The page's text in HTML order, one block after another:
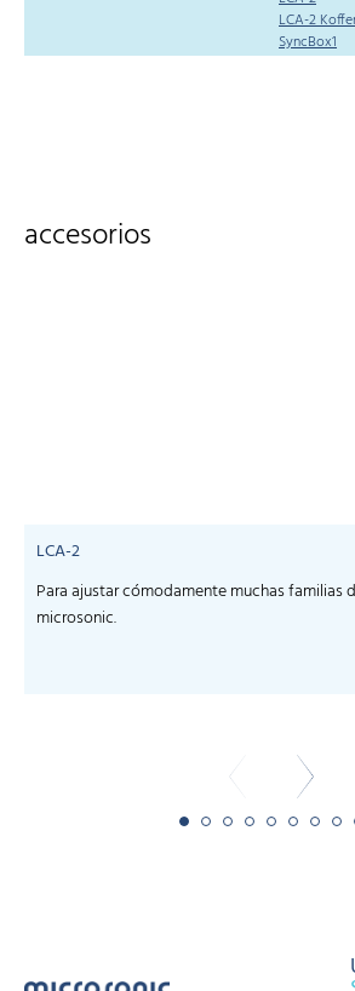
LCA-2
SyncBox1
accesorios
LCA-2
Para ajustar cómodamente muchas familias
microsonic.